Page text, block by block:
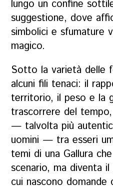
lungo un confine
suggestione, dove
simbolici e sfumature
magico.
Sotto la varietà delle
alcuni fili tenaci: il
territorio, il peso e la
trascorrere del
— talvolta più
uomini — tra esseri
temi di una Gallura
scenario, ma diventa
cui nascono domande